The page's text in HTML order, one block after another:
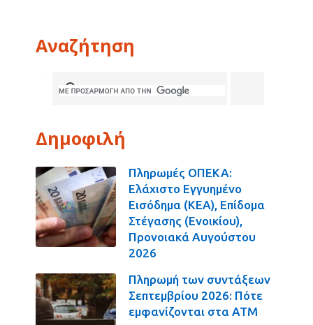
Αναζήτηση
Δημοφιλή
Πληρωμές ΟΠΕΚΑ:
Ελάχιστο Εγγυημένο
Εισόδημα (ΚΕΑ), Επίδομα
Στέγασης (Ενοικίου),
Προνοιακά Αυγούστου
2026
Πληρωμή των συντάξεων
Σεπτεμβρίου 2026: Πότε
εμφανίζονται στα ΑΤΜ